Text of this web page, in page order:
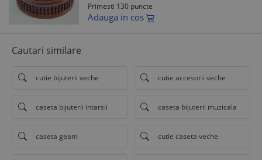
Primesti 130 puncte
Adauga in cos
Cautari similare
cutie bijuterii veche cutie accesorii veche
caseta bijuterii intarsii caseta bijuterii muzicala
caseta geam cutie caseta veche